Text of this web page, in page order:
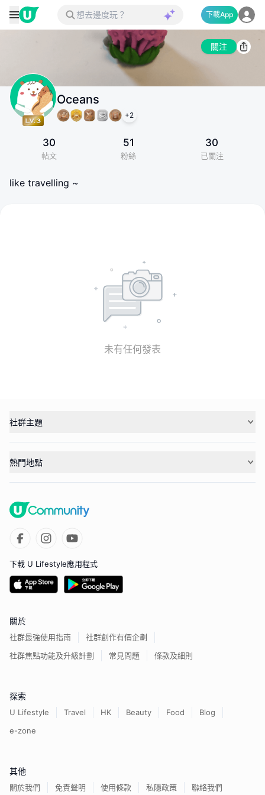
下載App
關注
Oceans
+2
30
帖文
51
粉絲
30
已關注
like travelling ~
未有任何發表
社群主題
熱門地點
下載 U Lifestyle應用程式
關於
社群最強使用指南
社群創作有價企劃
社群焦點功能及升級計劃
常見問題 條款及細則
探索
U Lifestyle Travel HK Beauty Food
Blog
e-zone
其他
關於我們 免責聲明 使用條款 私隱政策 聯絡我們